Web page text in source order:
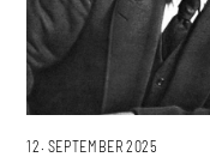
12. SEPTEMBER 2025